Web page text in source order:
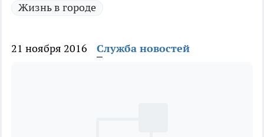
Жизнь в городе
21 ноября 2016 Служба новостей